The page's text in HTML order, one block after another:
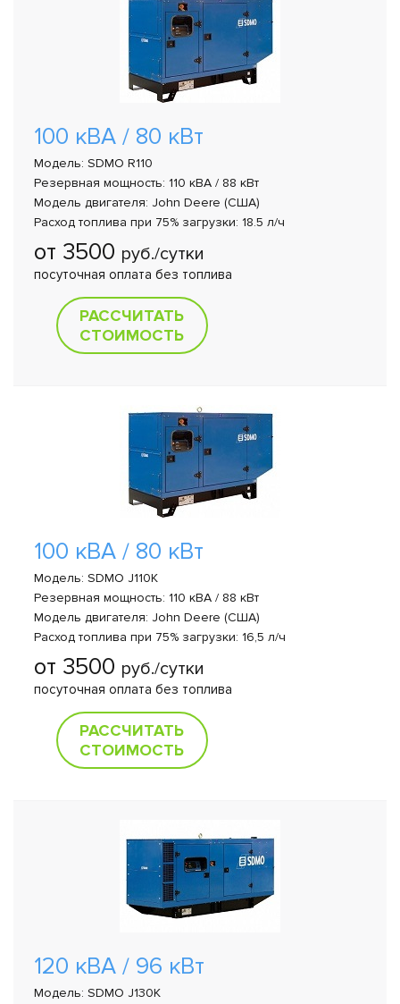
100 кВА / 80 кВт
Модель: SDMO R110
Резервная мощность: 110 кВА / 88 кВт
Модель двигателя: John Deere (США)
Расход топлива при 75% загрузки: 18.5 л/ч
от 3500 руб./сутки
посуточная оплата без топлива
РАССЧИТАТЬ
СТОИМОСТЬ
100 кВА / 80 кВт
Модель: SDMO J110K
Резервная мощность: 110 кВА / 88 кВт
Модель двигателя: John Deere (США)
Расход топлива при 75% загрузки: 16,5 л/ч
от 3500 руб./сутки
посуточная оплата без топлива
РАССЧИТАТЬ
СТОИМОСТЬ
120 кВА / 96 кВт
Модель: SDMO J130K